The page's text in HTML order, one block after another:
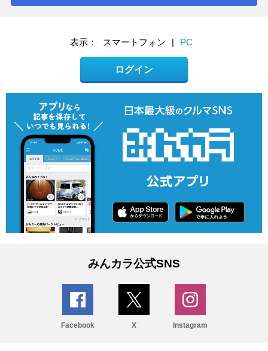
表示： スマートフォン | PC
ログイン
みんカラ公式SNS
Facebook X Instagram